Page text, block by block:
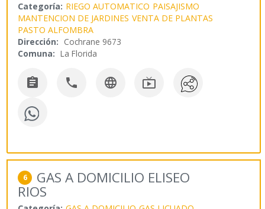
Categoría: RIEGO AUTOMATICO PAISAJISMO
MANTENCION DE JARDINES VENTA DE PLANTAS
PASTO ALFOMBRA
Dirección: Cochrane 9673
Comuna: La Florida
   
6 GAS A DOMICILIO ELISEO
RIOS